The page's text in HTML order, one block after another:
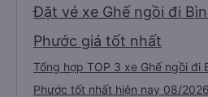
Đặt vé xe Ghế ngồi đi
Phước giá tốt nhất
Tổng hợp TOP 3 xe Ghế ngồi đi
Phước tốt nhất hiện nay 08/2026